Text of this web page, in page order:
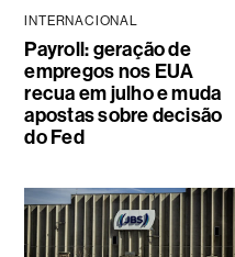
INTERNACIONAL
Payroll: geração de
empregos nos EUA
recua em julho e muda
apostas sobre decisão
do Fed